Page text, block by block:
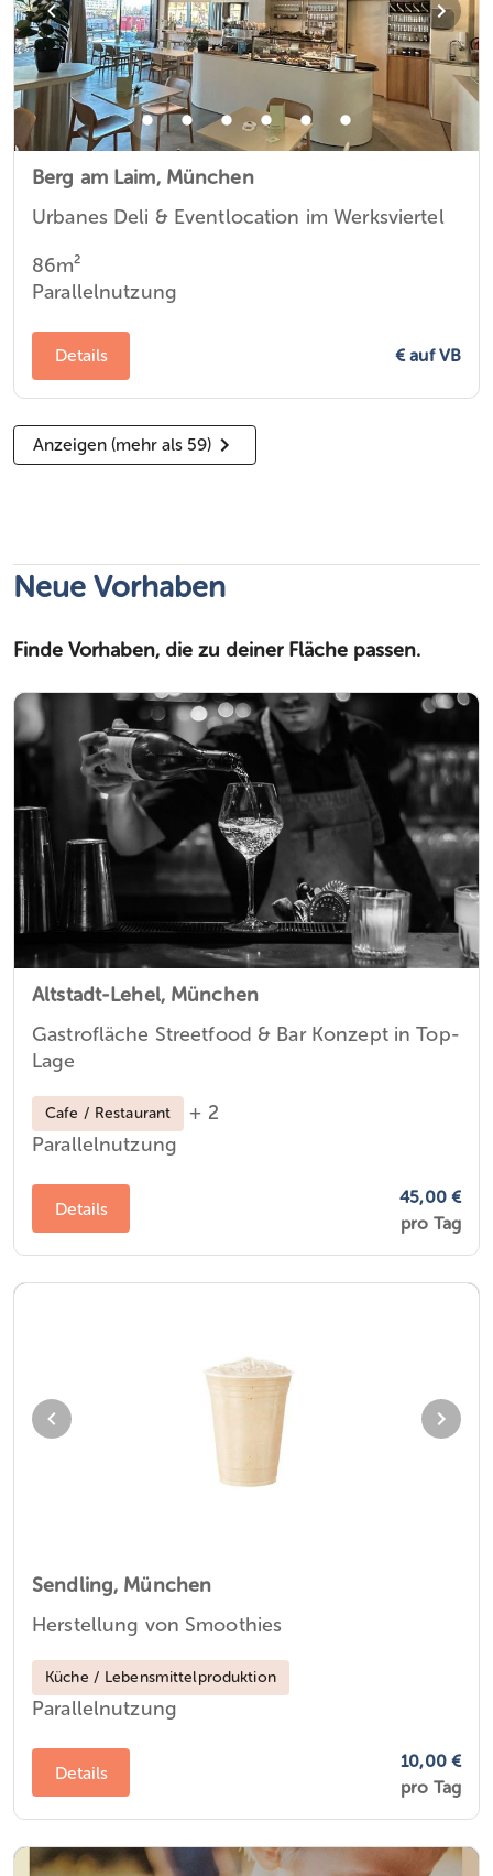
Berg am Laim,München
Urbanes Deli & Eventlocation im Werksviertel
86m²
Parallelnutzung
Details € auf VB
Anzeigen (mehr als 59)
Neue Vorhaben
Finde Vorhaben, die zu deiner Fläche passen.
Altstadt-Lehel,München
Gastrofläche Streetfood & Bar Konzept in Top-
Lage
Cafe / Restaurant
+ 2
Parallelnutzung
Details
45,00 €
pro Tag
Sendling, München
Herstellung von Smoothies
Küche / Lebensmittelproduktion
Parallelnutzung
Details
10,00 €
pro Tag